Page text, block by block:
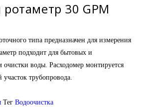
30 GPM
типа предназначен для измерения
подходит для бытовых и
воды. Расходомер монтируется
трубопровода.
Тег Водоочистка